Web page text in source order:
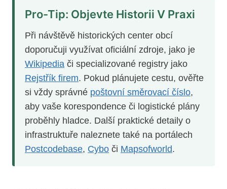
Pro-Tip: Objevte Historii V Praxi
Při návštěvě historických center obcí
doporučuji využívat oficiální zdroje, jako je
Wikipedia či specializované registry jako
Rejstřík firem. Pokud plánujete cestu, ověřte
si vždy správné poštovní směrovací číslo,
aby vaše korespondence či logistické plány
proběhly hladce. Další praktické detaily o
infrastruktuře naleznete také na portálech
Postcodebase, Cybo či Mapsofworld.